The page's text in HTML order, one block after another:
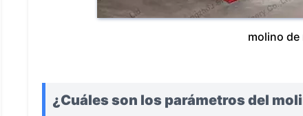
molino
¿Cuáles son los parámetros del